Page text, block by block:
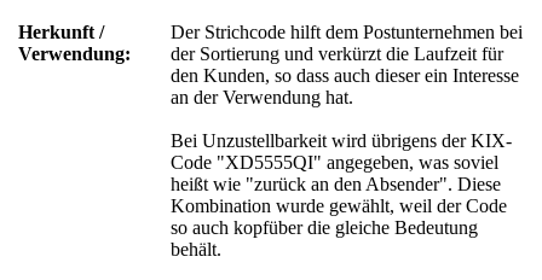
Herkunft /
Verwendung:
Der Strichcode hilft dem Postunternehmen bei
der Sortierung und verkürzt die Laufzeit für
den Kunden, so dass auch dieser ein Interesse
an der Verwendung hat.
Bei Unzustellbarkeit wird übrigens der KIX-
Code "XD5555QI" angegeben, was soviel
heißt wie "zurück an den Absender". Diese
Kombination wurde gewählt, weil der Code
so auch kopfüber die gleiche Bedeutung
behält.